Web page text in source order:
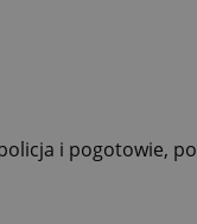
i pogotowie, po